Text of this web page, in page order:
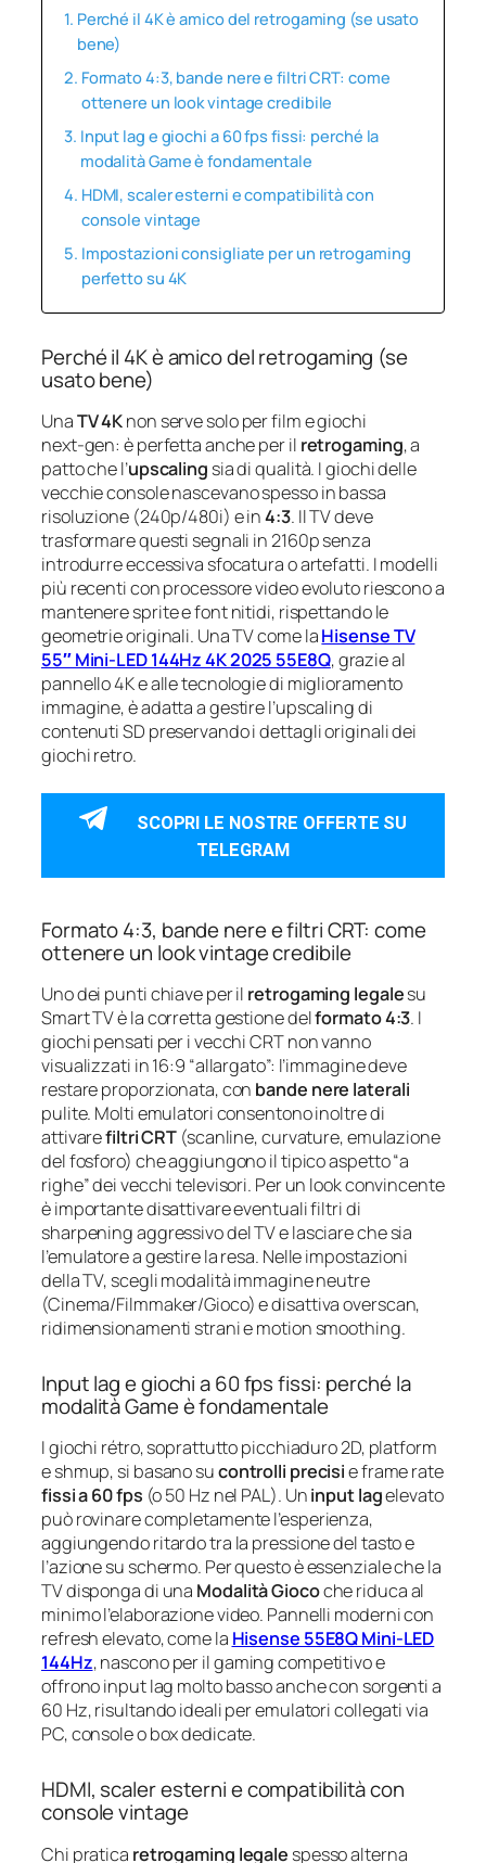
Perché il 4K è amico del retrogaming (se usato
bene)
Formato 4:3, bande nere e filtri CRT: come
ottenere un look vintage credibile
Input lag e giochi a 60 fps fissi: perché la
modalità Game è fondamentale
HDMI, scaler esterni e compatibilità con
console vintage
Impostazioni consigliate per un retrogaming
perfetto su 4K
Perché il 4K è amico del retrogaming (se
usato bene)
UnaTV 4Knon serve solo per film e giochi
next‑gen: è perfetta anche per il retrogaming, a
patto che l’upscaling sia di qualità. I giochi delle
vecchie console nascevano spesso in bassa
risoluzione (240p/480i) e in4:3. Il TV deve
trasformare questi segnali in 2160p senza
introdurre eccessiva sfocatura o artefatti. I modelli
più recenti con processore video evoluto riescono a
mantenere sprite e font nitidi, rispettando le
geometrie originali. Una TV come laHisense TV
55″ Mini-LED 144Hz 4K 2025 55E8Q, grazie al
pannello 4K e alle tecnologie di miglioramento
immagine, è adatta a gestire l’upscaling di
contenuti SD preservando i dettagli originali dei
giochi retro.
SCOPRI LE NOSTRE OFFERTE SU
TELEGRAM
Formato 4:3, bande nere e filtri CRT: come
ottenere un look vintage credibile
Uno dei punti chiave per il retrogaming legalesu
Smart TV è la corretta gestione delformato 4:3. I
giochi pensati per i vecchi CRT non vanno
visualizzati in 16:9 “allargato”: l’immagine deve
restare proporzionata, con bande nere laterali
pulite. Molti emulatori consentono inoltre di
attivarefiltri CRT (scanline, curvature, emulazione
del fosforo) che aggiungono il tipico aspetto “a
righe” dei vecchi televisori. Per un look convincente
è importante disattivare eventuali filtri di
sharpening aggressivo del TV e lasciare che sia
l’emulatore a gestire la resa. Nelle impostazioni
della TV, scegli modalità immagine neutre
(Cinema/Filmmaker/Gioco) e disattiva overscan,
ridimensionamenti strani e motion smoothing.
Input lag e giochi a 60 fps fissi: perché la
modalità Game è fondamentale
I giochi rétro, soprattutto picchiaduro 2D, platform
e shmup, si basano sucontrolli precisie frame rate
fissi a 60 fps (o 50 Hz nel PAL). Uninput lagelevato
può rovinare completamente l’esperienza,
aggiungendo ritardo tra la pressione del tasto e
l’azione su schermo. Per questo è essenziale che la
TV disponga di una Modalità Giocoche riduca al
minimo l’elaborazione video. Pannelli moderni con
refresh elevato, come la Hisense 55E8Q Mini-LED
144Hz, nascono per il gaming competitivo e
offrono input lag molto basso anche con sorgenti a
60 Hz, risultando ideali per emulatori collegati via
PC, console o box dedicate.
HDMI, scaler esterni e compatibilità con
console vintage
Chi pratica retrogaming legale spesso alterna